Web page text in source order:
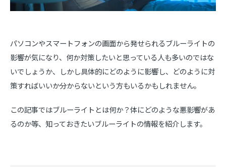
パソコンやスマートフォンの画面から発せられるブルーライトの
影響が気になり、何か対策したいと思っている人も多いのではな
いでしょうか、しかし具体的にどのように影響し、どのように対
策すればいいか分からないという方もいるかもしれません。
この記事ではブルーライトとは何か？体にどのような悪影響があ
るのか等、知っておきたいブルーライトの情報を紹介します。